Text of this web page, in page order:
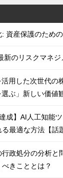
資産保護のため
新のリスクマネ
活用した次世代の
ぶ」新しい価値
成】AI人工知能
最適な方法【話
政処分の分析と
きこととは？